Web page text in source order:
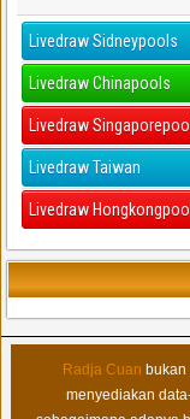
Livedraw Sidneypools
Livedraw Chinapools
Livedraw
Livedraw Taiwan
Livedraw
Radja Cuan bukan
menyediakan